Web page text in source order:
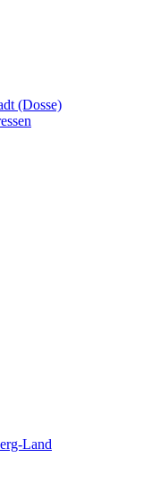
(Dosse)
Land